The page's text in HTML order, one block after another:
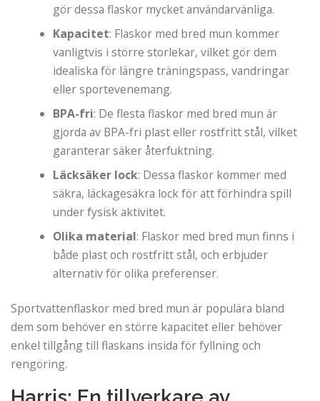
gör dessa flaskor mycket användarvänliga.
Kapacitet: Flaskor med bred mun kommer
vanligtvis i större storlekar, vilket gör dem
idealiska för längre träningspass, vandringar
eller sportevenemang.
BPA-fri: De flesta flaskor med bred mun är
gjorda av BPA-fri plast eller rostfritt stål, vilket
garanterar säker återfuktning.
Läcksäker lock: Dessa flaskor kommer med
säkra, läckagesäkra lock för att förhindra spill
under fysisk aktivitet.
Olika material: Flaskor med bred mun finns i
både plast och rostfritt stål, och erbjuder
alternativ för olika preferenser.
Sportvattenflaskor med bred mun är populära bland
dem som behöver en större kapacitet eller behöver
enkel tillgång till flaskans insida för fyllning och
rengöring.